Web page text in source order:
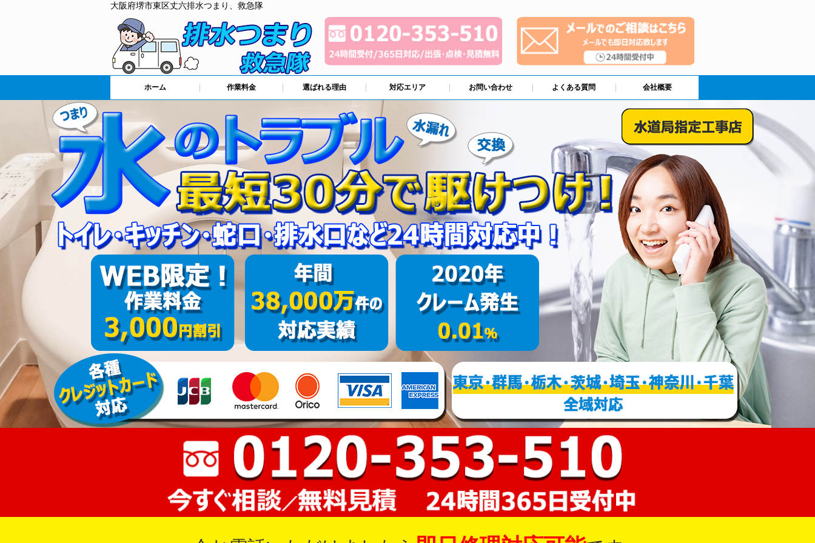
大阪府堺市東区丈六排水つまり、救急隊
ホーム 作業料金 選ばれる理由 対応エリア お問い合わせ よくある質問 会社概要